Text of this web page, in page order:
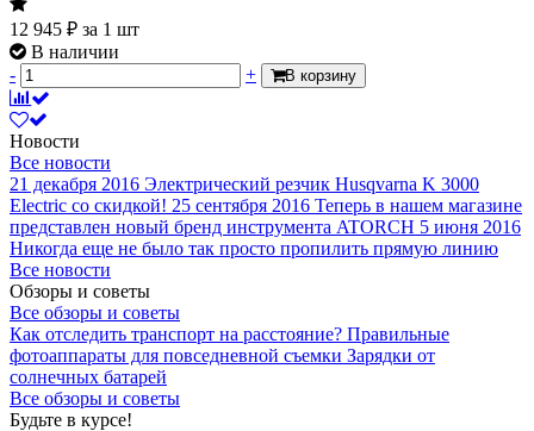
12 945 ₽ за 1 шт
В наличии
-
+ В корзину
Новости
Все новости
21 декабря 2016 Электрический резчик Husqvarna K 3000
Electric со скидкой! 25 сентября 2016 Теперь в нашем магазине
представлен новый бренд инструмента ATORCH 5 июня 2016
Никогда еще не было так просто пропилить прямую линию
Все новости
Обзоры и советы
Все обзоры и советы
Как отследить транспорт на расстояние? Правильные
фотоаппараты для повседневной съемки Зарядки от
солнечных батарей
Все обзоры и советы
Будьте в курсе!